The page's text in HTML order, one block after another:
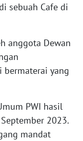
sebuah Cafe di
anggota Dewan
bermaterai yang
PWI hasil
2023.
mandat